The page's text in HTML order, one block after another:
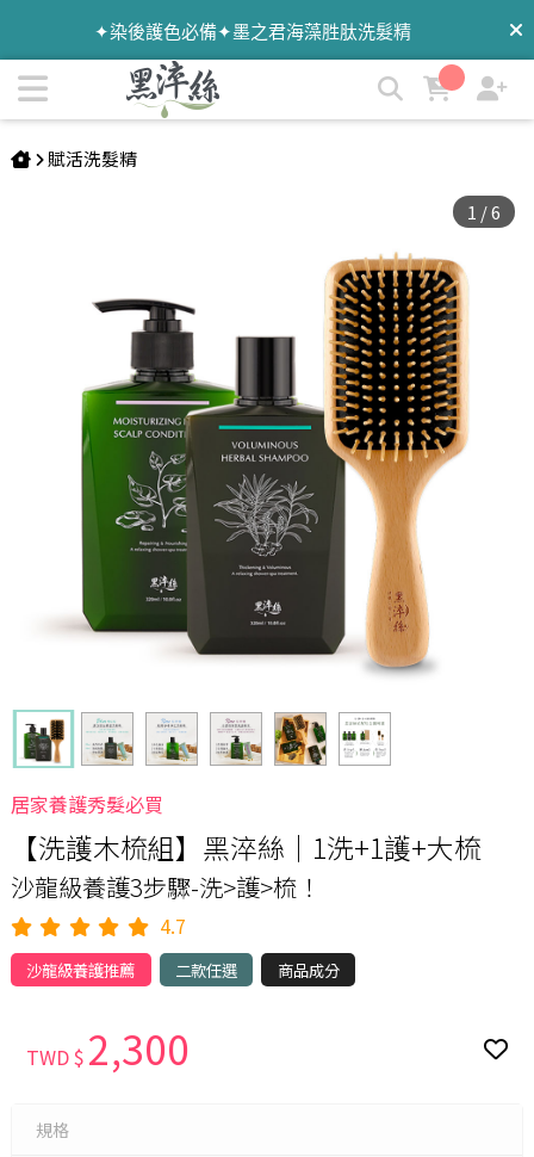
✦染後護色必備✦墨之君海藻胜肽洗髮精
暑假旅遊去✦外出自備✦洗護梳旅行組
賦活洗髮精
1 /6
居家養護秀髮必買
【洗護木梳組】黑淬絲│1洗+1護+大梳
沙龍級養護3步驟-洗>護>梳！
4.7
沙龍級養護推薦 二款任選 商品成分
TWD $ 2,300
規格